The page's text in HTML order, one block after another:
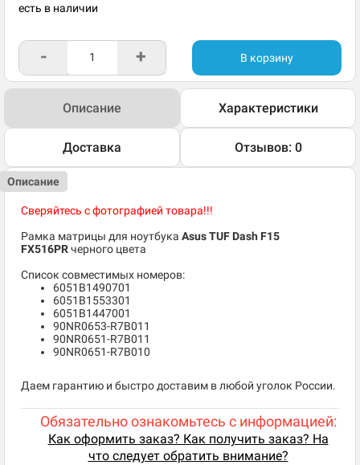
есть в наличии
- + В корзину
Описание Характеристики
Доставка Отзывов: 0
Описание
Сверяйтесь с фотографией товара!!!
Рамка матрицы для ноутбука Asus TUF Dash F15
FX516PRчерного цвета
Список совместимых номеров:
​6051B1490701
6051B1553301
6051B1447001
90NR0653-R7B011
90NR0651-R7B011
90NR0651-R7B010
Даем гарантию и быстро доставим в любой уголок России.
Обязательно ознакомьтесь с информацией:
Как оформить заказ? Как получить заказ? На
что следует обратить внимание?